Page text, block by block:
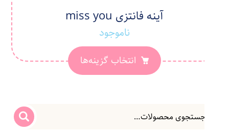
آینه فانتزی miss you
ناموجود
انتخاب گزینه‌ها